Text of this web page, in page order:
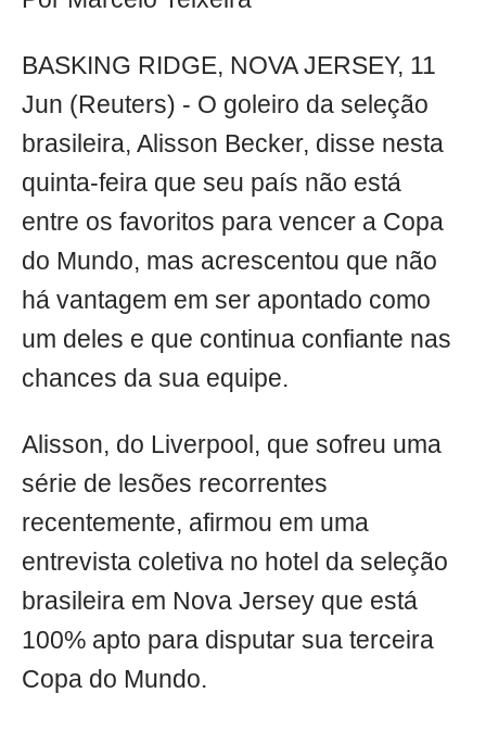
BASKING RIDGE, NOVA JERSEY, 11
Jun (Reuters) - O goleiro da seleção
brasileira, Alisson Becker, disse nesta
quinta-feira que seu país não está
entre os favoritos para vencer a Copa
do Mundo, mas acrescentou que não
há vantagem em ser apontado como
um deles e que continua confiante nas
chances da sua equipe.
Alisson, do Liverpool, que sofreu uma
série de lesões recorrentes
recentemente, afirmou em uma
entrevista coletiva no hotel da seleção
brasileira em Nova Jersey que está
100% apto para disputar sua terceira
Copa do Mundo.